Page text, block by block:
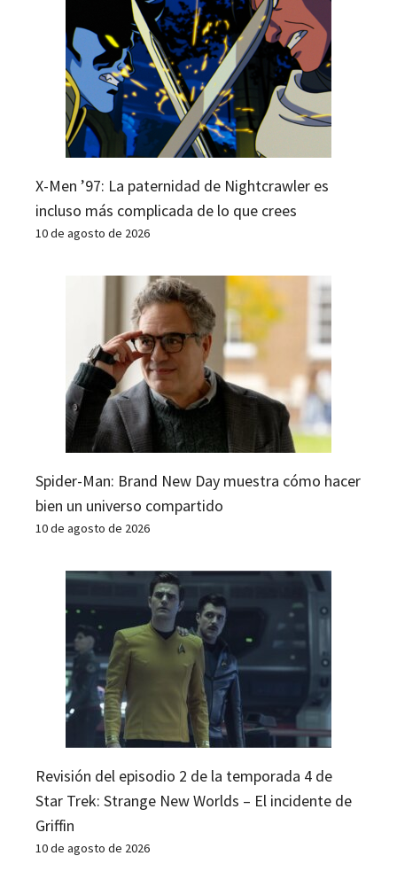
X-Men ’97: La paternidad de Nightcrawler es
incluso más complicada de lo que crees
10 de agosto de 2026
Spider-Man: Brand New Day muestra cómo hacer
bien un universo compartido
10 de agosto de 2026
Revisión del episodio 2 de la temporada 4 de
Star Trek: Strange New Worlds – El incidente de
Griffin
10 de agosto de 2026